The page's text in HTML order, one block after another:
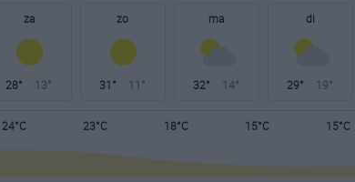
za
28° 13°
zo
31° 11°
ma
32° 14°
di
29° 19°
24°C 23°C 18°C 15°C 15°C